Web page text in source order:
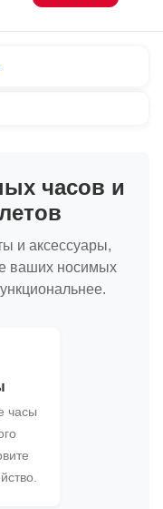
часов и
и аксессуары,
ваших носимых
часы